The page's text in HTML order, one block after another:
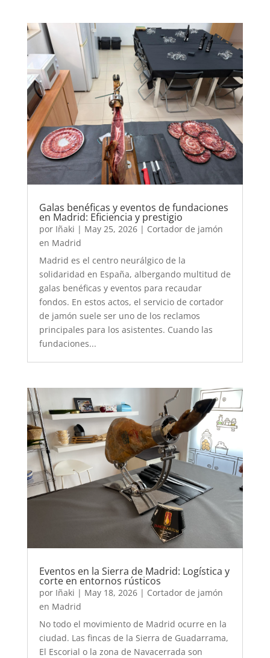
Galas benéficas y eventos de fundaciones
en Madrid: Eficiencia y prestigio
por Iñaki | May 25, 2026| Cortador de jamón
en Madrid
Madrid es el centro neurálgico de la
solidaridad en España, albergando multitud de
galas benéficas y eventos para recaudar
fondos. En estos actos, el servicio de cortador
de jamón suele ser uno de los reclamos
principales para los asistentes. Cuando las
fundaciones...
Eventos en la Sierra de Madrid: Logística y
corte en entornos rústicos
por Iñaki | May 18, 2026| Cortador de jamón
en Madrid
No todo el movimiento de Madrid ocurre en la
ciudad. Las fincas de la Sierra de Guadarrama,
El Escorial o la zona de Navacerrada son